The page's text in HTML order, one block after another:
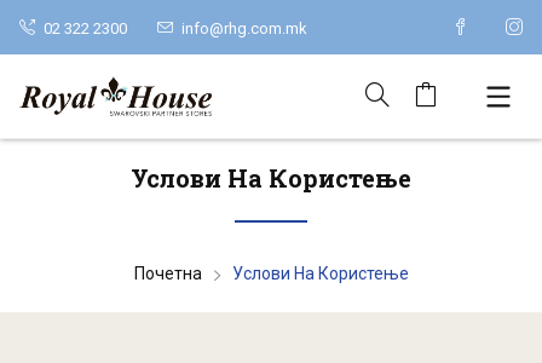
02 322 2300 info@rhg.com.mk
Услови На Користење
Почетна Услови На Користење